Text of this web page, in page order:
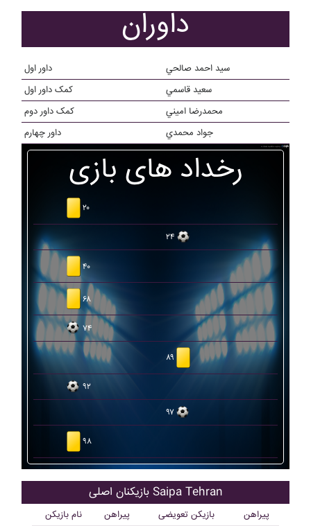
داوران
داور اول
سيد احمد صالحي
کمک داور اول
سعيد قاسمي
کمک داور دوم
محمدرضا اميني
داور چهارم
جواد محمدي
رخداد های بازی
۲۰
۲۴
۴۰
۶۸
۷۴
۸۹
۹۲
۹۷
۹۸
بازیکنان اصلی Saipa Tehran
نام بازیکن پیراهن بازیکن تعویضی پیراهن